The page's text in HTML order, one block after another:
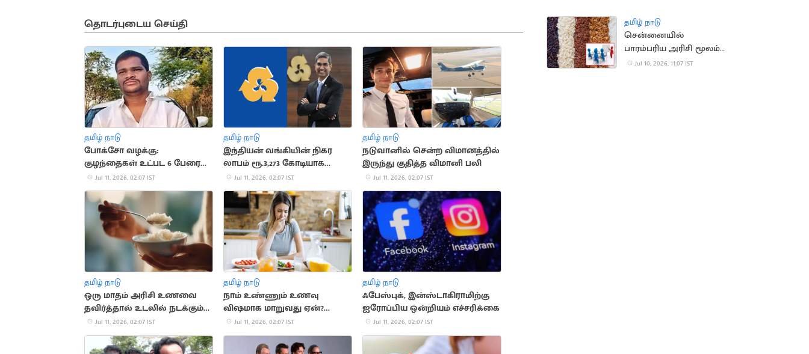
தொடர்புடைய செய்தி
தமிழ் நாடு
போக்சோ வழக்கு:
குழந்தைகள் உட்பட 6 பேரை
கொன்ற கொடூரன்
Jul 11, 2026, 02:07 IST
தமிழ் நாடு
இந்தியன் வங்கியின் நிகர
லாபம் ரூ.3,273 கோடியாக
உயர்வு
Jul 11, 2026, 02:07 IST
தமிழ் நாடு
நடுவானில் சென்ற விமானத்தில்
இருந்து குதித்த விமானி பலி
Jul 11, 2026, 02:07 IST
தமிழ் நாடு
ஒரு மாதம் அரிசி உணவை
தவிர்த்தால் உடலில் நடக்கும்
மாற்றங்கள்
Jul 11, 2026, 02:07 IST
தமிழ் நாடு
நாம் உண்ணும் உணவு
விஷமாக மாறுவது ஏன்?
அதிர்ச்சித் தகவல்
Jul 11, 2026, 02:07 IST
தமிழ் நாடு
ஃபேஸ்புக், இன்ஸ்டாகிராமிற்கு
ஐரோப்பிய ஒன்றியம் எச்சரிக்கை
Jul 11, 2026, 02:07 IST
தமிழ் நாடு
சென்னையில்
பாரம்பரிய அரிசி மூலம்
உணவுப் பொருட்கள்
Jul 10, 2026, 11:07 IST